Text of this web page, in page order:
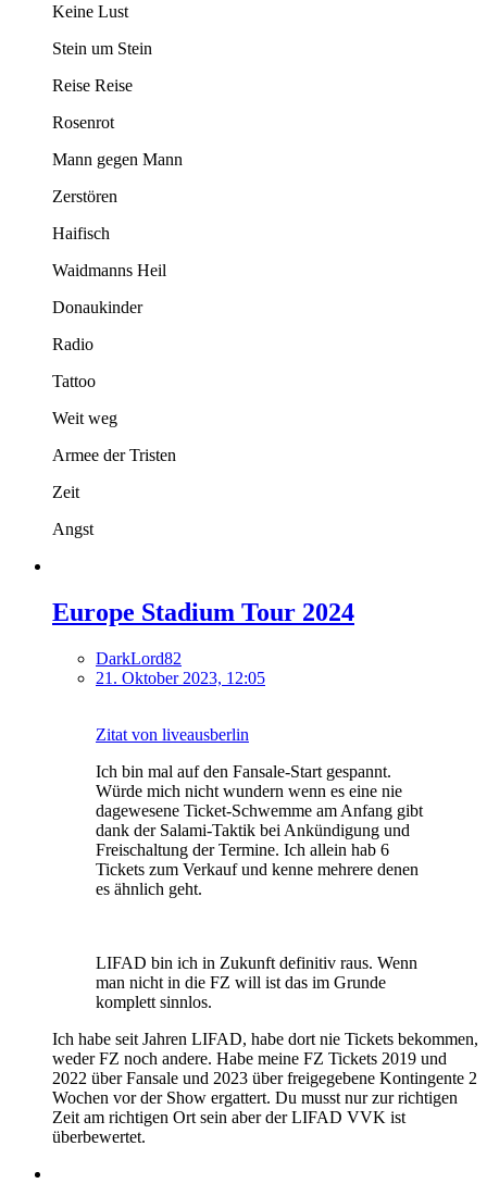
Keine Lust
Stein um Stein
Reise Reise
Rosenrot
Mann gegen Mann
Zerstören
Haifisch
Waidmanns Heil
Donaukinder
Radio
Tattoo
Weit weg
Armee der Tristen
Zeit
Angst
Europe Stadium Tour 2024
DarkLord82
21. Oktober 2023, 12:05
Zitat von liveausberlin
Ich bin mal auf den Fansale-Start gespannt.
Würde mich nicht wundern wenn es eine nie
dagewesene Ticket-Schwemme am Anfang gibt
dank der Salami-Taktik bei Ankündigung und
Freischaltung der Termine. Ich allein hab 6
Tickets zum Verkauf und kenne mehrere denen
es ähnlich geht.
LIFAD bin ich in Zukunft definitiv raus. Wenn
man nicht in die FZ will ist das im Grunde
komplett sinnlos.
Ich habe seit Jahren LIFAD, habe dort nie Tickets bekommen,
weder FZ noch andere. Habe meine FZ Tickets 2019 und
2022 über Fansale und 2023 über freigegebene Kontingente 2
Wochen vor der Show ergattert. Du musst nur zur richtigen
Zeit am richtigen Ort sein aber der LIFAD VVK ist
überbewertet.